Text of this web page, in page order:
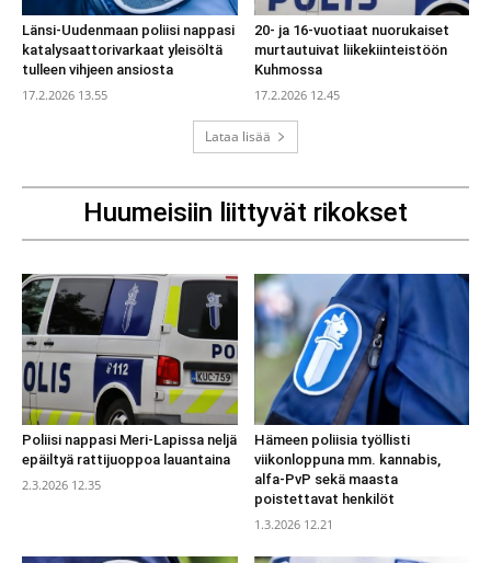
Länsi-Uudenmaan poliisi nappasi
katalysaattorivarkaat yleisöltä
tulleen vihjeen ansiosta
17.2.2026 13.55
20- ja 16-vuotiaat nuorukaiset
murtautuivat liikekiinteistöön
Kuhmossa
17.2.2026 12.45
Lataa lisää
Huumeisiin liittyvät rikokset
Poliisi nappasi Meri-Lapissa neljä
epäiltyä rattijuoppoa lauantaina
2.3.2026 12.35
Hämeen poliisia työllisti
viikonloppuna mm. kannabis,
alfa-PvP sekä maasta
poistettavat henkilöt
1.3.2026 12.21